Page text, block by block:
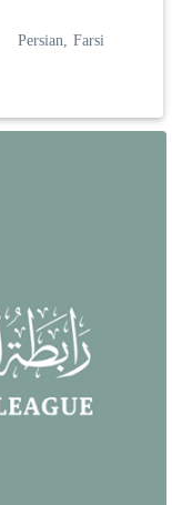
Persian, Farsi